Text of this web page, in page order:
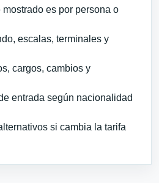
es por persona o
escalas, terminales y
cargos, cambios y
entrada según nacionalidad
si cambia la tarifa